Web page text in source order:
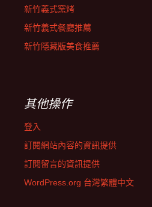
新竹義式窯烤
新竹義式餐廳推薦
新竹隱藏版美食推薦
其他操作
登入
訂閱網站內容的資訊提供
訂閱留言的資訊提供
WordPress.org 台灣繁體中文